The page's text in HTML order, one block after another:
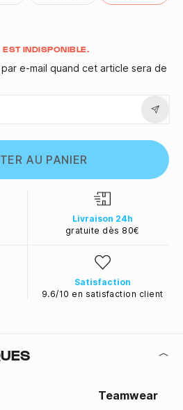
EST INDISPONIBLE.
e-mail quand cet article sera de
AU PANIER
Livraison 24h
gratuite dès 80€
Satisfaction
9.6/10 en satisfaction client
Teamwear